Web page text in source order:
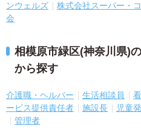
ンウェルズ
株式会社スーパー・
会
相模原市緑区(神奈川県)
から探す
介護職・ヘルパー 生活相談員
ービス提供責任者
施設長 児童
管理者